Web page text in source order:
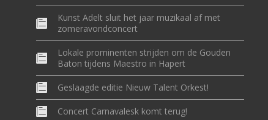
Kunst Adelt sluit het jaar muzikaal af met
zomeravondconcert
Lokale prominenten strijden om de Gouden
Baton tijdens Maestro in Hapert
Geslaagde editie Nieuw Talent Orkest!
Concert Carnavalesk komt terug!